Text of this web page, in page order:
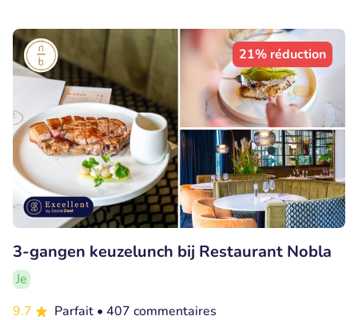
21% réduction
3-gangen keuzelunch bij Restaurant Nobla
Je
9.7
Parfait • 407 commentaires